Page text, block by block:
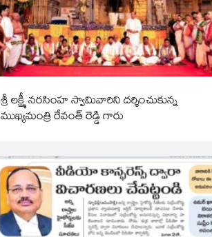
శ్రీ లక్ష్మీ నరసింహ స్వామివారిని దర్శించుకున్న
ముఖ్యమంత్రి రేవంత్ రెడ్డి గారు